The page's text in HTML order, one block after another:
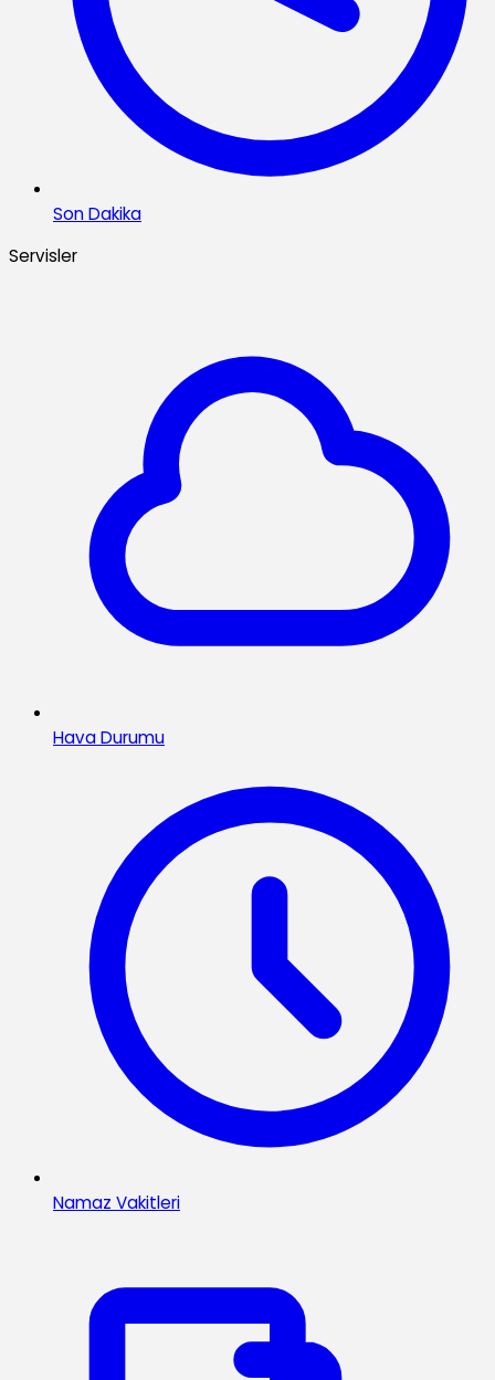
Son Dakika
Servisler
Hava Durumu
Namaz Vakitleri